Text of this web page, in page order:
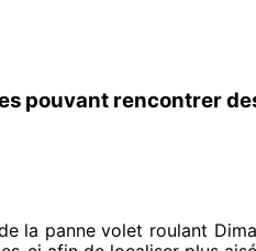
pouvant rencontrer
la panne volet roulant